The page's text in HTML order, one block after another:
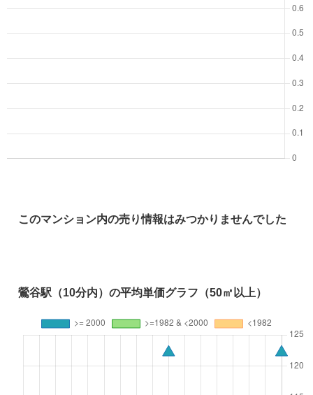
このマンション内の売り情報はみつかりませんでした
鶯谷駅（10分内）の平均単価グラフ（50㎡以上）